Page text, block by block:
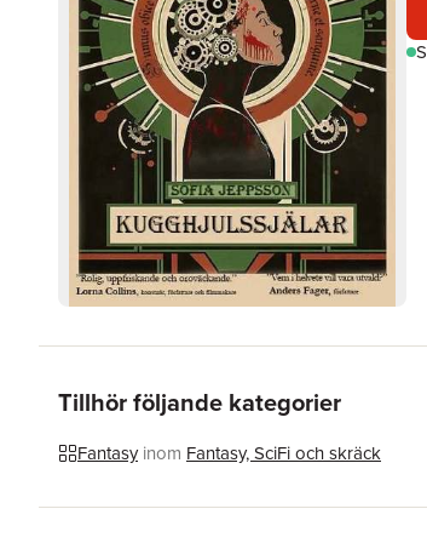
Tillhör följande kategorier
Fantasy inom Fantasy, SciFi och skräck